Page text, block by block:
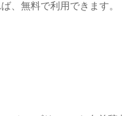
、無料で利用できます。